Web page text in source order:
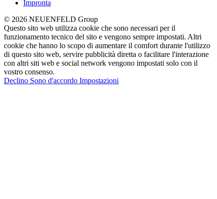
Impronta
© 2026 NEUENFELD Group
Questo sito web utilizza cookie che sono necessari per il
funzionamento tecnico del sito e vengono sempre impostati. Altri
cookie che hanno lo scopo di aumentare il comfort durante l'utilizzo
di questo sito web, servire pubblicità diretta o facilitare l'interazione
con altri siti web e social network vengono impostati solo con il
vostro consenso.
Declino Sono d'accordo Impostazioni